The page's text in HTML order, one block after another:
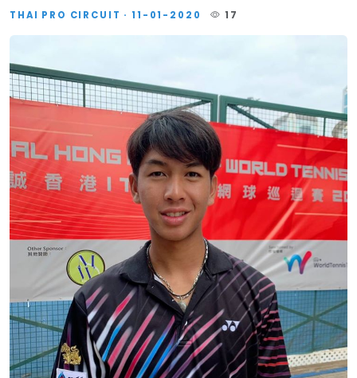
THAI PRO CIRCUIT · 11-01-2020 17